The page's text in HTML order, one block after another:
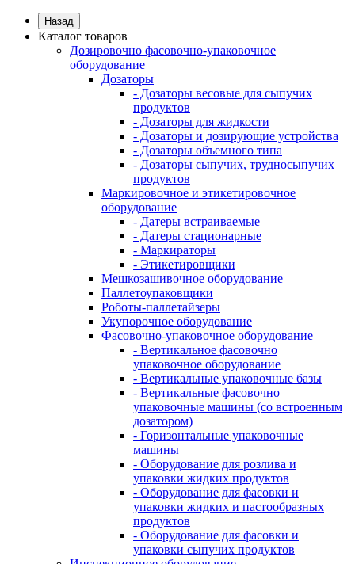
Назад
Каталог товаров
Дозировочно фасовочно-упаковочное
оборудование
Дозаторы
- Дозаторы весовые для сыпучих
продуктов
- Дозаторы для жидкости
- Дозаторы и дозирующие устройства
- Дозаторы объемного типа
- Дозаторы сыпучих, трудносыпучих
продуктов
Маркировочное и этикетировочное
оборудование
- Датеры встраиваемые
- Датеры стационарные
- Маркираторы
- Этикетировщики
Мешкозашивочное оборудование
Паллетоупаковщики
Роботы-паллетайзеры
Укупорочное оборудование
Фасовочно-упаковочное оборудование
- Вертикальное фасовочно
упаковочное оборудование
- Вертикальные упаковочные базы
- Вертикальные фасовочно
упаковочные машины (со встроенным
дозатором)
- Горизонтальные упаковочные
машины
- Оборудование для розлива и
упаковки жидких продуктов
- Оборудование для фасовки и
упаковки жидких и пастообразных
продуктов
- Оборудование для фасовки и
упаковки сыпучих продуктов